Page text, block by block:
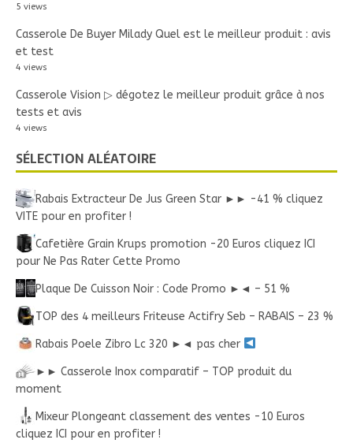
5 views
Casserole De Buyer Milady Quel est le meilleur produit : avis
et test
4 views
Casserole Vision ▷ dégotez le meilleur produit grâce à nos
tests et avis
4 views
SÉLECTION ALÉATOIRE
Rabais Extracteur De Jus Green Star ►► -41 % cliquez
VITE pour en profiter !
Cafetière Grain Krups promotion -20 Euros cliquez ICI
pour Ne Pas Rater Cette Promo
Plaque De Cuisson Noir : Code Promo ►◄ – 51 %
TOP des 4 meilleurs Friteuse Actifry Seb – RABAIS – 23 %
Rabais Poele Zibro Lc 320 ►◄ pas cher
►► Casserole Inox comparatif – TOP produit du
moment
Mixeur Plongeant classement des ventes -10 Euros
cliquez ICI pour en profiter !